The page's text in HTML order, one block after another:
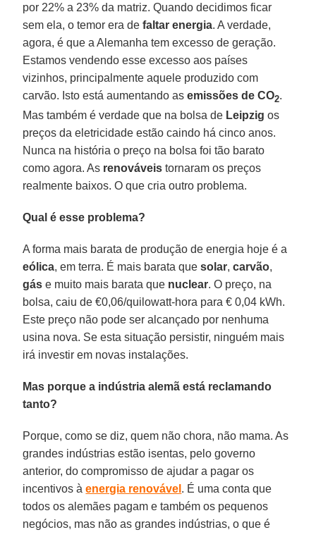
por 22% a 23% da matriz. Quando decidimos ficar
sem ela, o temor era defaltar energia. A verdade,
agora, é que a Alemanha tem excesso de geração.
Estamos vendendo esse excesso aos países
vizinhos, principalmente aquele produzido com
carvão. Isto está aumentando as emissões de CO2.
Mas também é verdade que na bolsa de Leipzig os
preços da eletricidade estão caindo há cinco anos.
Nunca na história o preço na bolsa foi tão barato
como agora. As renováveis tornaram os preços
realmente baixos. O que cria outro problema.
Qual é esse problema?
A forma mais barata de produção de energia hoje é a
eólica, em terra. É mais barata quesolar,carvão,
gás e muito mais barata que nuclear. O preço, na
bolsa, caiu de €0,06/quilowatt-hora para € 0,04 kWh.
Este preço não pode ser alcançado por nenhuma
usina nova. Se esta situação persistir, ninguém mais
irá investir em novas instalações.
Mas porque a indústria alemã está reclamando
tanto?
Porque, como se diz, quem não chora, não mama. As
grandes indústrias estão isentas, pelo governo
anterior, do compromisso de ajudar a pagar os
incentivos àenergia renovável . É uma conta que
todos os alemães pagam e também os pequenos
negócios, mas não as grandes indústrias, o que é